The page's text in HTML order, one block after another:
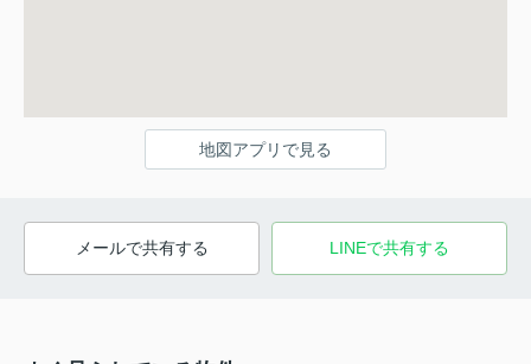
地図アプリで見る
メールで共有する LINEで共有する